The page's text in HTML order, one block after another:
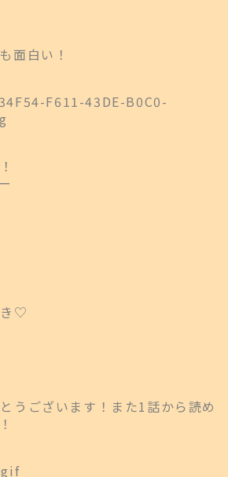
面白い！
き♡
うございます！また1話から読め